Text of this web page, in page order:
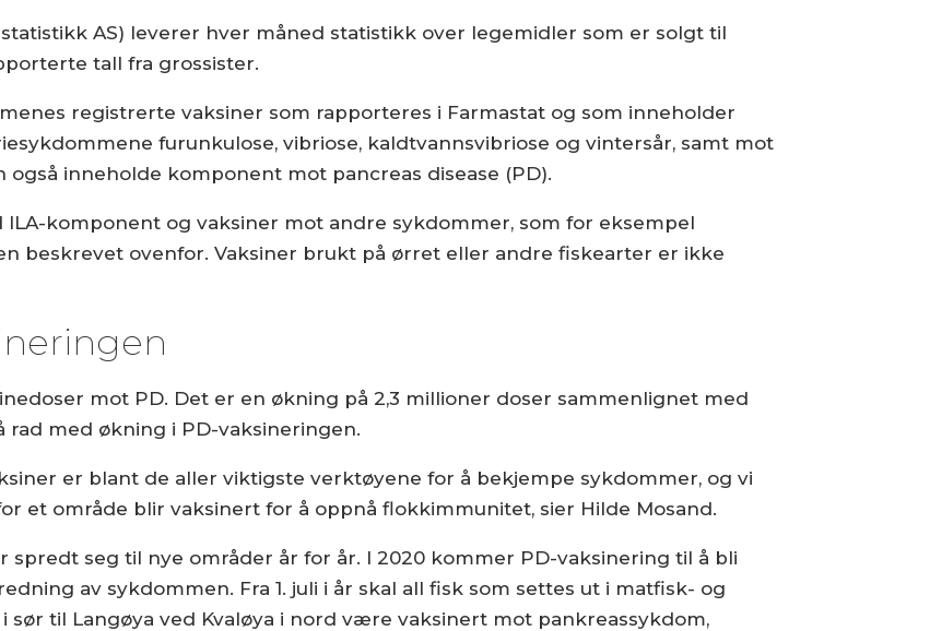
AS) leverer hver måned statistikk over legemidler som er solgt til
tall fra grossister.
registrerte vaksiner som rapporteres i Farmastat og som inneholder
furunkulose, vibriose, kaldtvannsvibriose og vintersår, samt mot
inneholde komponent mot pancreas disease (PD).
komponent og vaksiner mot andre sykdommer, som for eksempel
beskrevet ovenfor. Vaksiner brukt på ørret eller andre fiskearter er ikke
mot PD. Det er en økning på 2,3 millioner doser sammenlignet med
rad med økning i PD-vaksineringen.
er blant de aller viktigste verktøyene for å bekjempe sykdommer, og vi
et område blir vaksinert for å oppnå flokkimmunitet, sier Hilde Mosand.
spredt seg til nye områder år for år. I 2020 kommer PD-vaksinering til å bli
av sykdommen. Fra 1. juli i år skal all fisk som settes ut i matfisk- og
sør til Langøya ved Kvaløya i nord være vaksinert mot pankreassykdom,